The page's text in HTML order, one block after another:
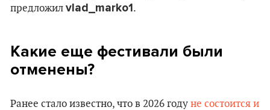
предложил vlad_marko1.
Какие еще фестивали были
отменены?
Ранее стало известно, что в 2026 году не состоится и